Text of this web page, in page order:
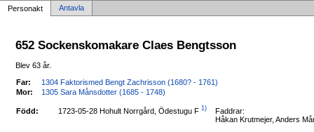
Personakt Antavla
652 Sockenskomakare Claes Bengtsson
Blev 63 år.
Far:
1304 Faktorismed Bengt Zachrisson (1680? - 1761)
Mor:
1305 Sara Månsdotter (1685 - 1748)
Född: 1723-05-28 Hohult Norrgård, Ödestugu F 1)
Faddrar:
Håkan Krutmejer, Anders